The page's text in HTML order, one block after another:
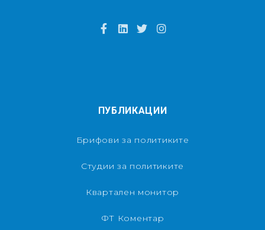
ПУБЛИКАЦИИ
Брифови за политиките
Студии за политиките
Квартален монитор
ФТ Коментар